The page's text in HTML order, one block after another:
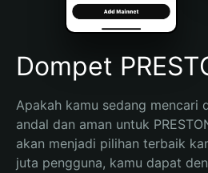
Español (Argentina)
Dompet
Apakah kamu sedang mencari
andal dan aman untuk
akan menjadi pilihan terbaik
juta pengguna, kamu dapat